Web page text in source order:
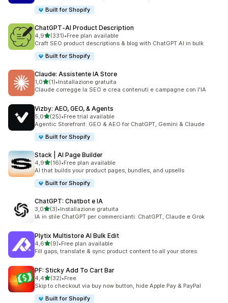
Built for Shopify
ChatGPT‑AI Product Description
4,9stelle su 5
(331)
331 recensioni totali
•Free plan available
Craft SEO product descriptions & blog with ChatGPT AI in bulk
Built for Shopify
Claude: Assistente IA Store
1,0stelle su 5
(1)
1 recensioni totali
•Installazione gratuita
Claude corregge la SEO e crea contenuti e campagne con l'IA
Vizby: AEO, GEO, & Agents
5,0stelle su 5
(25)
25 recensioni totali
•Free trial available
Agentic Storefront: GEO & AEO for ChatGPT, Gemini & Claude
Built for Shopify
Stack | AI Page Builder
4,9stelle su 5
(16)
16 recensioni totali
•Free plan available
AI that builds your product pages, bundles, and upsells
Built for Shopify
ChatGPT: Chatbot e IA
3,0stelle su 5
(3)
3 recensioni totali
•Installazione gratuita
IA in stile ChatGPT per commercianti: ChatGPT, Claude e Grok
Plytix Multistore AI Bulk Edit
4,6stelle su 5
(9)
9 recensioni totali
•Free plan available
Fill gaps, translate & sync product content to all your stores
PF: Sticky Add To Cart Bar
4,4stelle su 5
(32)
32 recensioni totali
•Free
Skip to checkout via buy now button, hide Apple Pay & PayPal
Built for Shopify